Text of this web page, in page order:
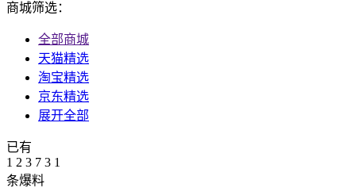
商城筛选：
全部商城
天猫精选
淘宝精选
京东精选
展开全部
已有
1 2 3 7 3 1
条爆料